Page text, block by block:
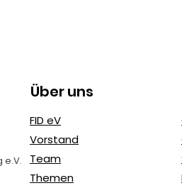
(SDGs):
Agenda
e.V.
Über uns
FID eV
Vorstand
Team
Themen